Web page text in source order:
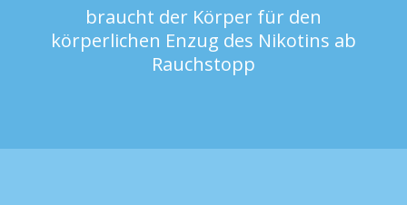
braucht der Körper für den
körperlichen Enzug des Nikotins ab
Rauchstopp